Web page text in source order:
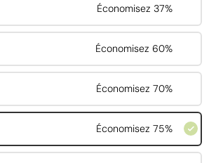
Économisez 37%
Économisez 60%
Économisez 70%
Économisez 75%